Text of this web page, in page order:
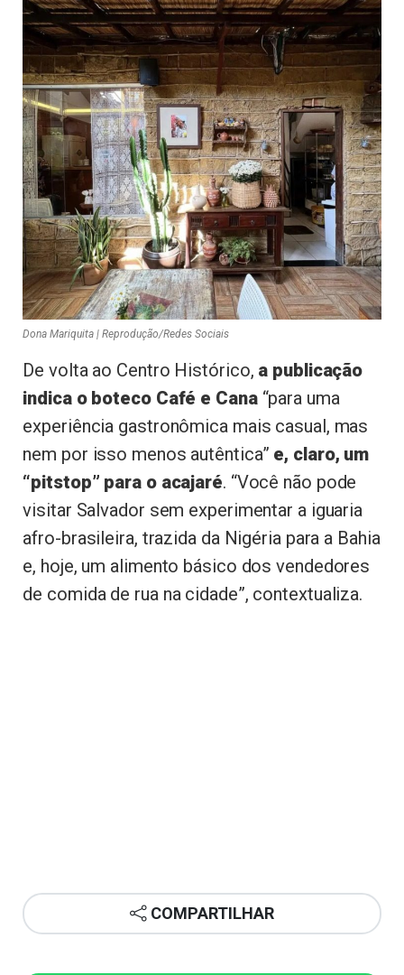
Dona Mariquita | Reprodução/Redes Sociais
De volta ao Centro Histórico, a publicação
indica o boteco Café e Cana“para uma
experiência gastronômica mais casual, mas
nem por isso menos autêntica” e, claro, um
“pitstop” para o acajaré. “Você não pode
visitar Salvador sem experimentar a iguaria
afro-brasileira, trazida da Nigéria para a Bahia
e, hoje, um alimento básico dos vendedores
de comida de rua na cidade”, contextualiza.
COMPARTILHAR